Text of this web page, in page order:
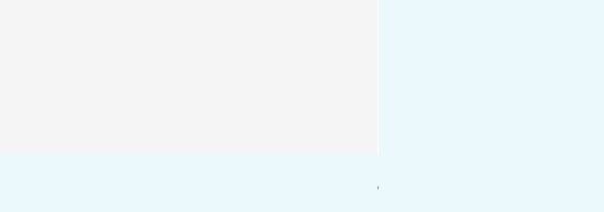
Arch ソックス vertical